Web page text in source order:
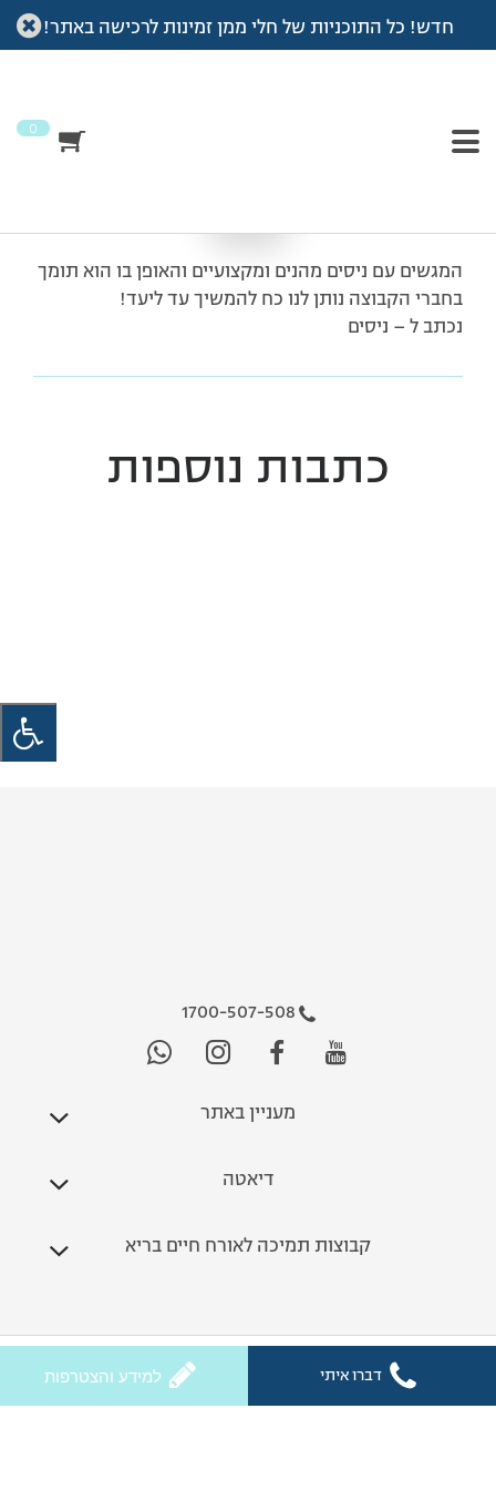
חדש! כל התוכניות של חלי ממן זמינות לרכישה באתר!
0
עמוד הבית >מכתבי תודה > תודה לאחד והיחיד
המגשים עם ניסים מהנים ומקצועיים והאופן בו הוא תומך
בחברי הקבוצה נותן לנו כח להמשיך עד ליעד!
נכתב ל – ניסים
כתבות נוספות
1700-507-508
מעניין באתר
דיאטה
קבוצות תמיכה לאורח חיים בריא
כל הזכויות שמורות לחלי ממן 2026
דברו איתי למידע והצטרפות